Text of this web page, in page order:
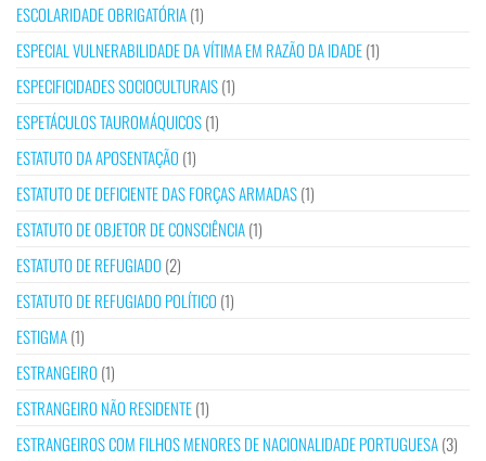
ESCOLARIDADE OBRIGATÓRIA(1)
ESPECIAL VULNERABILIDADE DA VÍTIMA EM RAZÃO DA IDADE(1)
ESPECIFICIDADES SOCIOCULTURAIS(1)
ESPETÁCULOS TAUROMÁQUICOS(1)
ESTATUTO DA APOSENTAÇÃO (1)
ESTATUTO DE DEFICIENTE DAS FORÇAS ARMADAS(1)
ESTATUTO DE OBJETOR DE CONSCIÊNCIA(1)
ESTATUTO DE REFUGIADO (2)
ESTATUTO DE REFUGIADO POLÍTICO (1)
ESTIGMA(1)
ESTRANGEIRO (1)
ESTRANGEIRO NÃO RESIDENTE(1)
ESTRANGEIROS COM FILHOS MENORES DE NACIONALIDADE PORTUGUESA(3)